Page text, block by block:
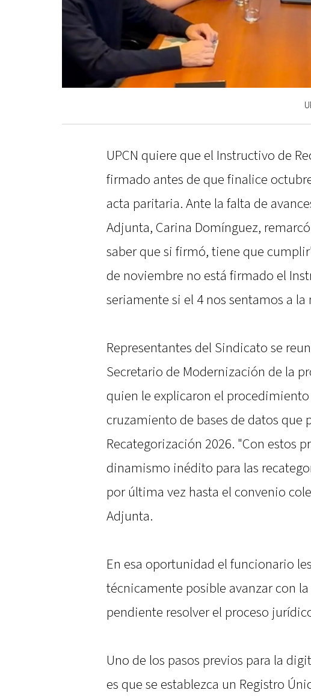
UPCN quiere que el Instructivo de
firmado antes de que finalice
acta paritaria. Ante la falta de
Adjunta, Carina Domínguez,
saber que si firmó, tiene que
de noviembre no está firmado el
seriamente si el 4 nos sentamos a
Representantes del Sindicato se
Secretario de Modernización de la
quien le explicaron el
cruzamiento de bases de datos que
Recategorización 2026. "Con estos
dinamismo inédito para las
por última vez hasta el convenio
Adjunta.
En esa oportunidad el funcionario
técnicamente posible avanzar con
pendiente resolver el proceso
Uno de los pasos previos para la
es que se establezca un Registro